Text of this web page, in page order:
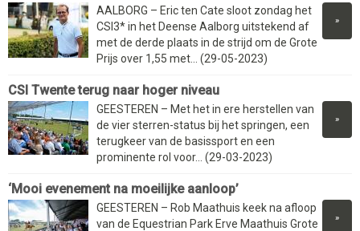
»
AALBORG – Eric ten Cate sloot zondag het
CSI3* in het Deense Aalborg uitstekend af
met de derde plaats in de strijd om de Grote
Prijs over 1,55 met... (29-05-2023)
CSI Twente terug naar hoger niveau
»
GEESTEREN – Met het in ere herstellen van
de vier sterren-status bij het springen, een
terugkeer van de basissport en een
prominente rol voor... (29-03-2023)
‘Mooi evenement na moeilijke aanloop’
»
GEESTEREN – Rob Maathuis keek na afloop
van de Equestrian Park Erve Maathuis Grote